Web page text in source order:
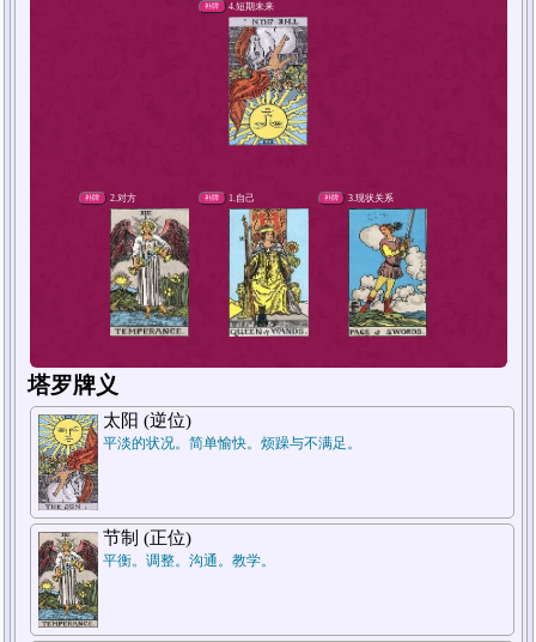
塔罗牌义
太阳 (逆位)
平淡的状况。简单愉快。烦躁与不满足。
节制 (正位)
平衡。调整。沟通。教学。